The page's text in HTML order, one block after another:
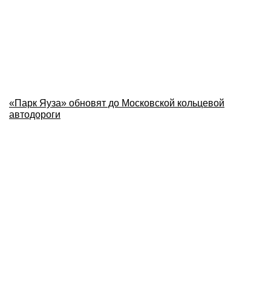
«Парк Яуза» обновят до Московской кольцевой
автодороги